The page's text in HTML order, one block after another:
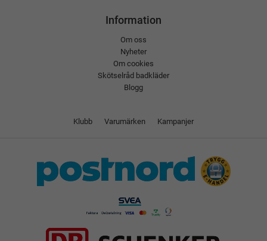
Information
Om oss
Nyheter
Om cookies
Skötselråd badkläder
Blogg
Klubb Varumärken Kampanjer